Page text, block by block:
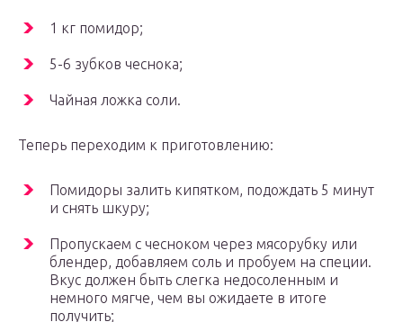
1 кг помидор;
5-6 зубков чеснока;
Чайная ложка соли.
Теперь переходим к приготовлению:
Помидоры залить кипятком, подождать 5 минут
и снять шкуру;
Пропускаем с чесноком через мясорубку или
блендер, добавляем соль и пробуем на специи.
Вкус должен быть слегка недосоленным и
немного мягче, чем вы ожидаете в итоге
получить;